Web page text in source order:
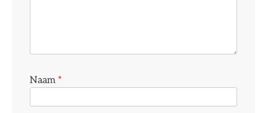
Naam *